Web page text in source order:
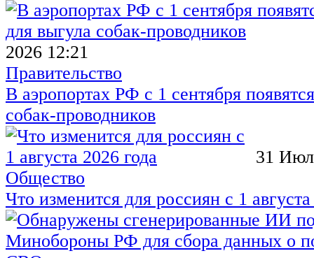
2026 12:21
Правительство
В аэропортах РФ с 1 сентября
собак-проводников
31
Общество
Что изменится для россиян с 1